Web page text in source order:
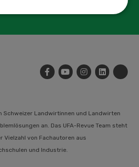
Schweizer Landwirtinnen und Landwirten
an. Das UFA-Revue Team steht
Vielzahl von Fachautoren aus
und Industrie.